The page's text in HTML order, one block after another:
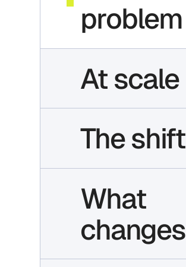
problem
At scale
The shift
What
changes